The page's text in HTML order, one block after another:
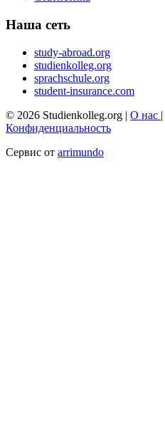
Наша сеть
study-abroad.org
studienkolleg.org
sprachschule.org
student-insurance.com
© 2026 Studienkolleg.org | О нас |
Конфиденциальность
Сервис от arrimundo